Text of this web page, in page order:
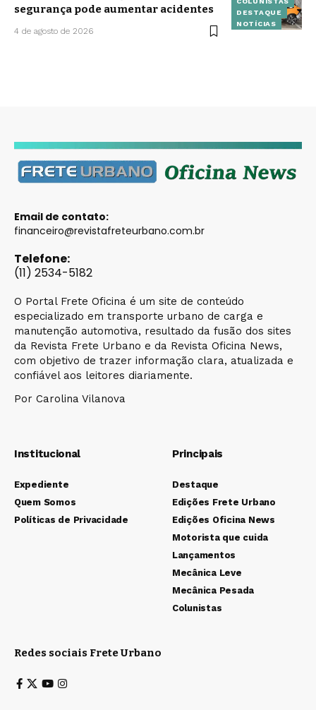
DESTAQUE
NOTÍCIAS
segurança pode aumentar acidentes
4 de agosto de 2026
Email de contato:
financeiro@revistafreteurbano.com.br
Telefone:
(11) 2534-5182
O Portal Frete Oficina é um site de conteúdo
especializado em transporte urbano de carga e
manutenção automotiva, resultado da fusão dos sites
da Revista Frete Urbano e da Revista Oficina News,
com objetivo de trazer informação clara, atualizada e
confiável aos leitores diariamente.
Por Carolina Vilanova
Institucional
Expediente
Quem Somos
Políticas de Privacidade
Principais
Destaque
Edições Frete Urbano
Edições Oficina News
Motorista que cuida
Lançamentos
Mecânica Leve
Mecânica Pesada
Colunistas
Redes sociais Frete Urbano